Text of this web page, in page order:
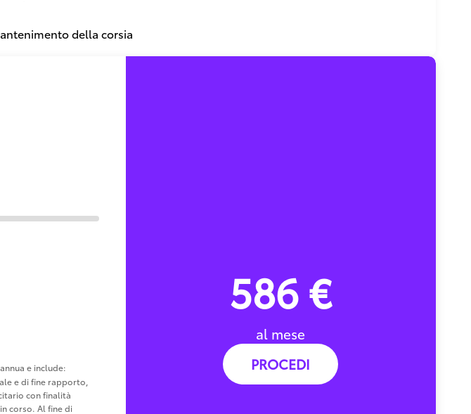
della corsia
e include:
e di fine rapporto,
con finalità
corso. Al fine di
586 €
al mese
PROCEDI